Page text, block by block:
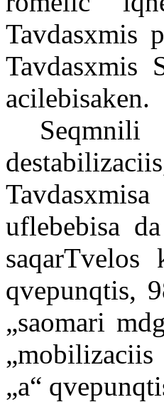
Tavdasxmis
Tavdasxmis
acilebisaken.
uflebebisa
qvepunqtis,
„saomari
„a“